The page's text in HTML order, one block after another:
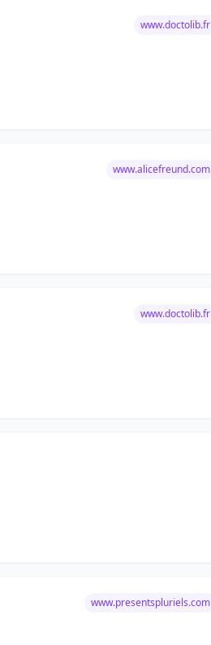
www.doctolib.fr
www.alicefreund.com
www.doctolib.fr
www.presentspluriels.com